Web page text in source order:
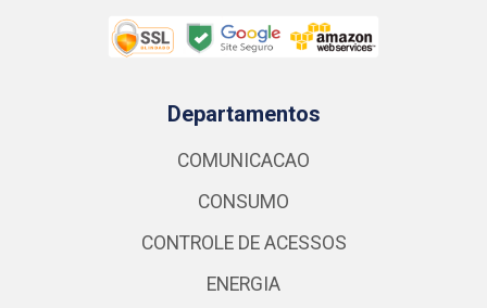
Departamentos
COMUNICACAO
CONSUMO
CONTROLE DE ACESSOS
ENERGIA